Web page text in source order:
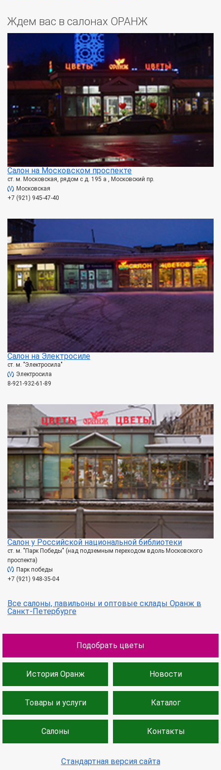
Ждем вас в салонах ОРАНЖ
Салон на Московском проспекте
ст. м. Московская, рядом с д. 195 а , Московский пр.
Московская
+7 (921) 945-47-40
Салон на Электросиле
ст. м. "Электросила"
Электросила
8-921-932-61-89
Салон у Российской национальной библиотеки
ст. м. "Парк Победы" (над подземным переходом вдоль Московского
проспекта)
Парк победы
+7 (921) 948-35-04
Все салоны, павильоны и оптовые склады Оранж в
Санкт-Петербурге
Подобрать цветы
История Оранж Новости
Товары и услуги Каталог
Салоны Контакты
Стандартная версия сайта